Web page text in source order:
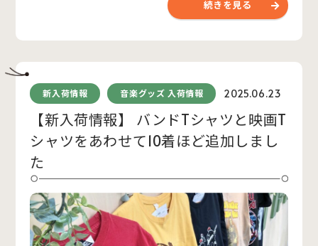
続きを見る
新入荷情報 音楽グッズ 入荷情報 2025.06.23
【新入荷情報】 バンドTシャツと映画T
シャツをあわせて10着ほど追加しまし
た